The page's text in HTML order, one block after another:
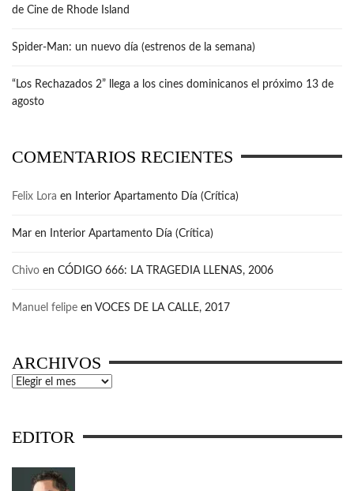
de Cine de Rhode Island
Spider-Man: un nuevo día (estrenos de la semana)
“Los Rechazados 2” llega a los cines dominicanos el próximo 13 de
agosto
COMENTARIOS RECIENTES
Felix Lora en Interior Apartamento Día (Crítica)
Mar en Interior Apartamento Día (Crítica)
Chivo en CÓDIGO 666: LA TRAGEDIA LLENAS, 2006
Manuel felipe en VOCES DE LA CALLE, 2017
ARCHIVOS
Archivos
EDITOR